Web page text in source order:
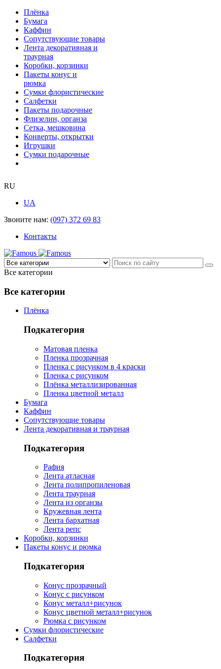
Плёнка
Бумага
Каффин
Сопутствующие товары
Лента декоративная и
траурная
Коробки, корзинки
Пакеты конус и
рюмка
Сумки флористические
Салфетки
Пакеты подарочные
Флизелин, органза
Сетка, мешковина
Конверты, открытки
Игрушки
Сумки подарочные
RU
UA
Звоните нам: (097) 372 69 83
Контакты
Все категории
Все категории
Плёнка
Подкатегория
Матовая пленка
Пленка прозрачная
Пленка с рисунком в 4 краски
Пленка с рисунком
Плёнка металлизированная
Пленка цветной металл
Бумага
Каффин
Сопутствующие товары
Лента декоративная и траурная
Подкатегория
Рафия
Лента атласная
Лента полипропиленовая
Лента траурная
Лента из органзы
Кружевная лента
Лента бархатная
Лента репс
Коробки, корзинки
Пакеты конус и рюмка
Подкатегория
Конус прозрачный
Конус с рисунком
Конус металл+рисунок
Конус цветной металл+рисунок
Рюмка с рисунком
Сумки флористические
Салфетки
Подкатегория